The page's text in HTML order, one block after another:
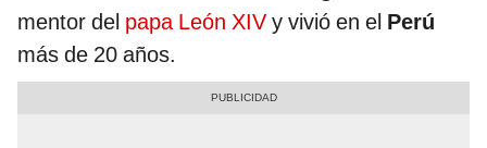
mentor del papa León XIV y vivió en el Perú
más de 20 años.